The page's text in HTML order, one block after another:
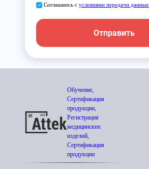
Соглашаюсь с условиями передачи данных
Отправить
Обучение,
Сертификация
продукции,
Регистрация
медицинских
изделий,
Сертификация
продукции